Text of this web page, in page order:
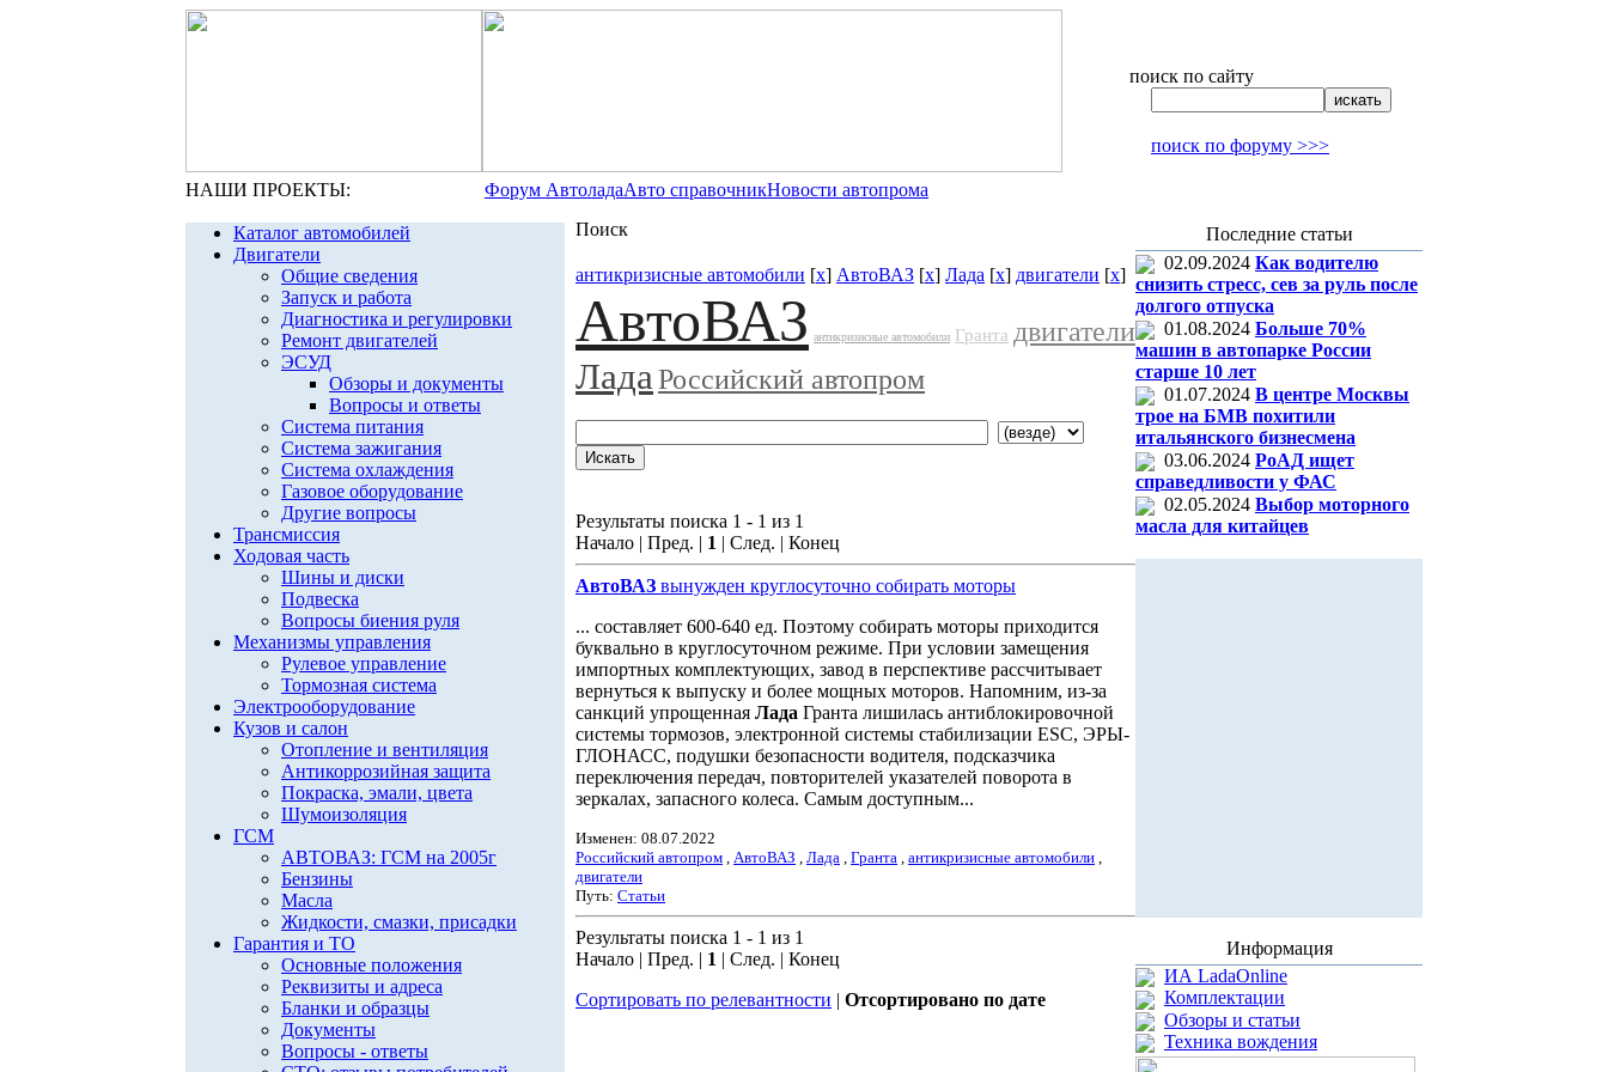
поиск по сайту
поиск по форуму >>>
НАШИ ПРОЕКТЫ: Форум АвтоладаАвто справочникНовости автопрома
Каталог автомобилей
Двигатели
Общие сведения
Запуск и работа
Диагностика и регулировки
Ремонт двигателей
ЭСУД
Обзоры и документы
Вопросы и ответы
Система питания
Система зажигания
Система охлаждения
Газовое оборудование
Другие вопросы
Трансмиссия
Ходовая часть
Шины и диски
Подвеска
Вопросы биения руля
Механизмы управления
Рулевое управление
Тормозная система
Электрооборудование
Кузов и салон
Отопление и вентиляция
Антикоррозийная защита
Покраска, эмали, цвета
Шумоизоляция
ГСМ
АВТОВАЗ: ГСМ на 2005г
Бензины
Масла
Жидкости, смазки, присадки
Гарантия и ТО
Основные положения
Реквизиты и адреса
Бланки и образцы
Документы
Вопросы - ответы
Поиск
антикризисные автомобили [x] АвтоВАЗ [x] Лада [x] двигатели [x]
АвтоВАЗ антикризисные автомобили Гранта двигатели
ЛадаРоссийский автопром
Результаты поиска 1 - 1 из 1
Начало | Пред. | 1 | След. | Конец
АвтоВАЗ вынужден круглосуточно собирать моторы
... составляет 600-640 ед. Поэтому собирать моторы приходится
буквально в круглосуточном режиме. При условии замещения
импортных комплектующих, завод в перспективе рассчитывает
вернуться к выпуску и более мощных моторов. Напомним, из-за
санкций упрощенная Лада Гранта лишилась антиблокировочной
системы тормозов, электронной системы стабилизации ESC, ЭРЫ-
ГЛОНАСС, подушки безопасности водителя, подсказчика
переключения передач, повторителей указателей поворота в
зеркалах, запасного колеса. Самым доступным...
Изменен: 08.07.2022
Российский автопром , АвтоВАЗ , Лада , Гранта , антикризисные автомобили ,
двигатели
Путь: Статьи
Результаты поиска 1 - 1 из 1
Начало | Пред. | 1 | След. | Конец
Сортировать по релевантности | Отсортировано по дате
Последние статьи
02.09.2024 Как водителю
снизить стресс, сев за руль после
долгого отпуска
01.08.2024 Больше 70%
машин в автопарке России
старше 10 лет
01.07.2024 В центре Москвы
трое на БМВ похитили
итальянского бизнесмена
03.06.2024 РоАД ищет
справедливости у ФАС
02.05.2024 Выбор моторного
масла для китайцев
Информация
ИА LadaOnline
Комплектации
Обзоры и статьи
Техника вождения